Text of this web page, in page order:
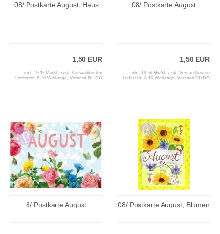
08/ Postkarte August, Haus
1,50 EUR
inkl. 19 % MwSt. zzgl. Versandkosten
Lieferzeit: 8-10 Werktage, Versand DI+DO
08/ Postkarte August
1,50 EUR
inkl. 19 % MwSt. zzgl. Versandkosten
Lieferzeit: 8-10 Werktage, Versand DI+DO
8/ Postkarte August 08/ Postkarte August, Blumen